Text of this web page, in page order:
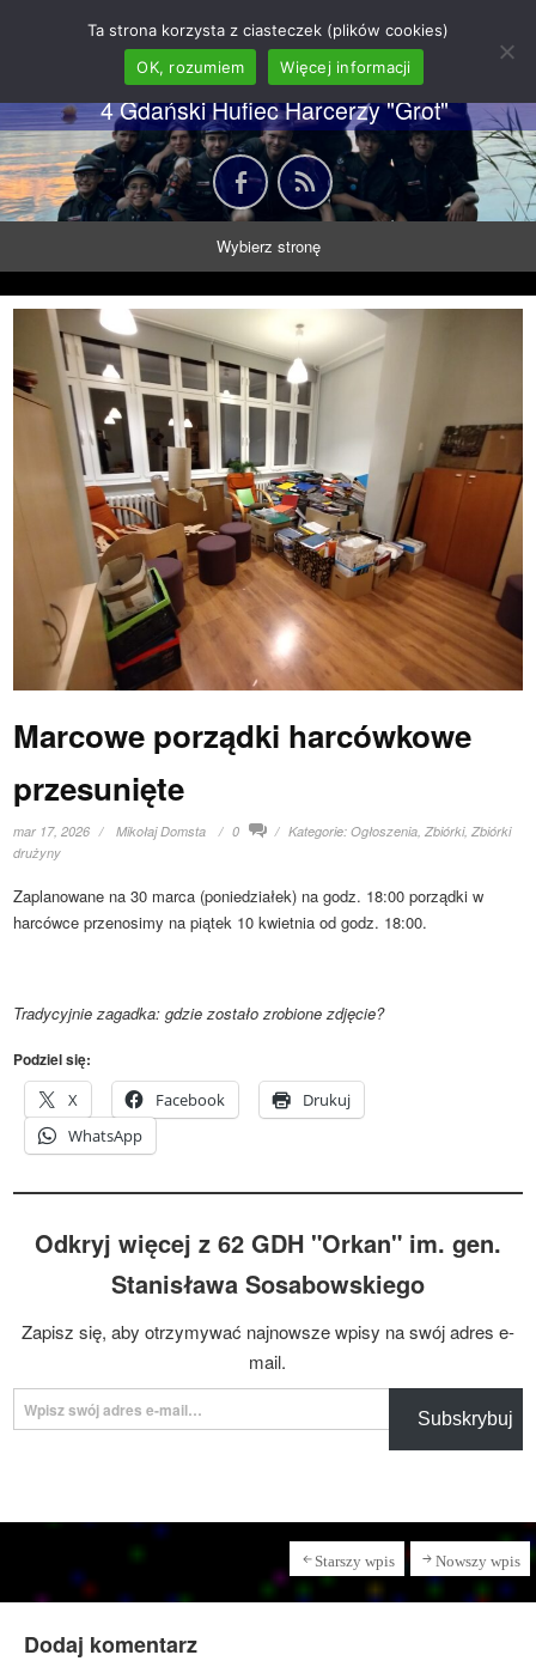
62 GDH "Orkan" im. gen.
Stanisława Sosabowskiego
4 Gdański Hufiec Harcerzy "Grot"
Wybierz stronę
Marcowe porządki harcówkowe
przesunięte
mar 17, 2026 Mikołaj Domsta 0 Kategorie:Ogłoszenia,Zbiórki,Zbiórki
drużyny
Zaplanowane na 30 marca (poniedziałek) na godz. 18:00 porządki w
harcówce przenosimy na piątek 10 kwietnia od godz. 18:00.
Tradycyjnie zagadka: gdzie zostało zrobione zdjęcie?
Podziel się:
X
Facebook
Drukuj
WhatsApp
Odkryj więcej z 62 GDH "Orkan" im. gen.
Stanisława Sosabowskiego
Zapisz się, aby otrzymywać najnowsze wpisy na swój adres e-
mail.
Wpisz swój adres e-mail…
Subskrybuj
Starszy wpis Nowszy wpis
Dodaj komentarz
Ta strona korzysta z ciasteczek (plików cookies)
OK, rozumiem
Więcej informacji